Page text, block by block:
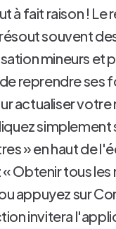
à fait raison ! Le
souvent
mineurs et
reprendre ses
actualiser votre
simplement
» en haut de
Obtenir tous les
appuyez sur
invitera